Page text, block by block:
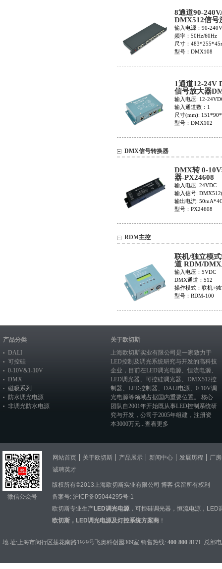
8通道90-
DMX512信号
DMX108
输入电源：90-
频率：50Hz/60Hz
尺寸：
型号：DMX108
1通道12-24V
信号放大器
输入电压: 12-
输入通道数：1
尺寸(mm):
型号：DMX102
DMX信号转换器
DMX转 0-
器-PX24608
输入电压: 24VDC
输入信号:
输出电流:
型号：PX24608
RDM主控
联机/独立模
道 RDM/
RDM-100
输入电压：5VDC
DMX通道：512
操作模式：联机+独
型号：RDM-100
产品分类
DALI
可控硅
0-10V&1-10V
DMX
磁吸系列
防水调光电源
非调光防水电源
关于欧切斯
上海欧切斯实业有限公司是一家致力于
LED控制及调光系统研究与开发的高科技
企业，目前在LED调光电源 、恒流电源、
LED调光器
可控硅调光器
DMX512控
制器
LED控制器 DALI电源
0-10V调
光电源等领域占据国内重要位置。 核心
团队自2001年开始既从事LED控制系统研
究与开发，公司于2005年组建，注册资
本3000万元... 查看更多
微信公众号
网站首页 关于欧切斯 产品展示 新闻中心 发展历程
厂
诚聘英才
版权所有©2013上海欧切斯实业有限公司 博客 保留所有权利
备案号: 沪ICP备05044295号-1
欧切斯专业生产LED调光电源 ， 可控硅调光器 ， 恒流电源 ， LED
欧切斯，LED调光电源及灯控系统方案商 ！
地 址:上海市闵行区莲花南路1929号飞奥科创园309室 销售热线: 400-800-8171 总部